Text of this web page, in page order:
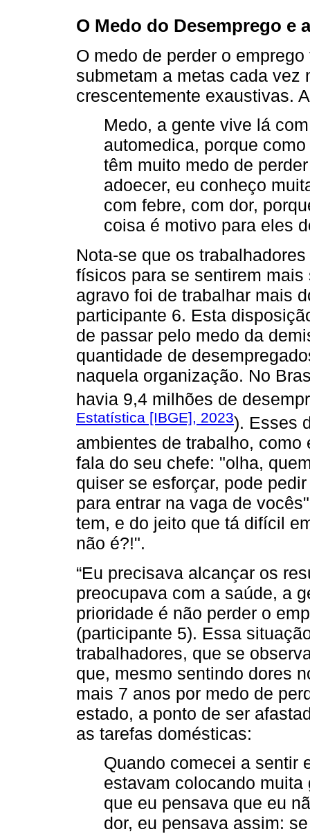
O Medo do Desemprego e
O medo de perder o
submetam a metas cada vez
crescentemente exaustivas.
Medo, a gente vive lá
automedica, porque
têm muito medo de
adoecer, eu conheço
com febre, com dor,
coisa é motivo para eles
Nota-se que os
físicos para se sentirem
agravo foi de trabalhar mais
participante 6. Esta
de passar pelo medo da
quantidade de
naquela organização. No
havia 9,4 milhões de
Estatística [IBGE], 2023). Esses
ambientes de trabalho,
fala do seu chefe: "olha,
quiser se esforçar, pode
para entrar na vaga de
tem, e do jeito que tá difícil
não é?!".
“Eu precisava alcançar os
preocupava com a saúde, a
prioridade é não perder o
(participante 5). Essa
trabalhadores, que se
que, mesmo sentindo dores
mais 7 anos por medo de
estado, a ponto de ser
as tarefas domésticas:
Quando comecei a sentir
estavam colocando
que eu pensava que eu
dor, eu pensava assim: